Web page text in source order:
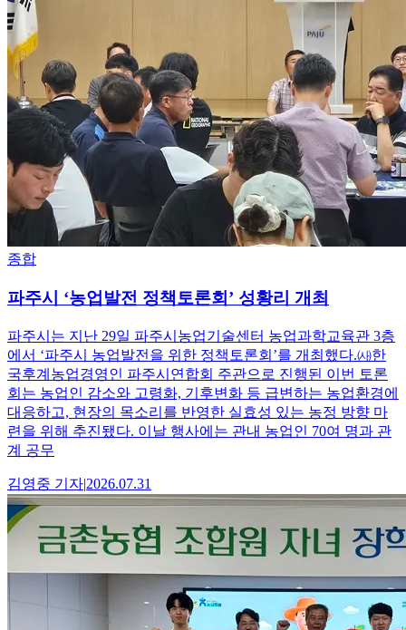
종합
파주시 ‘농업발전 정책토론회’ 성황리 개최
파주시는 지난 29일 파주시농업기술센터 농업과학교육관 3층
에서 ‘파주시 농업발전을 위한 정책토론회’를 개최했다.㈔한
국후계농업경영인 파주시연합회 주관으로 진행된 이번 토론
회는 농업인 감소와 고령화, 기후변화 등 급변하는 농업환경에
대응하고, 현장의 목소리를 반영한 실효성 있는 농정 방향 마
련을 위해 추진됐다. 이날 행사에는 관내 농업인 70여 명과 관
계 공무
김영중 기자|2026.07.31